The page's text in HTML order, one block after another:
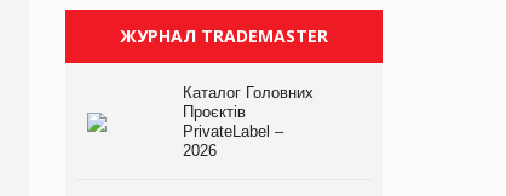
ЖУРНАЛ TRADEMASTER
Каталог Головних
Проєктів
PrivateLabel –
2026